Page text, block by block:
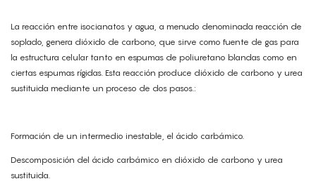
La reacción entre isocianatos y agua, a menudo denominada reacción de
soplado, genera dióxido de carbono, que sirve como fuente de gas para
la estructura celular tanto en espumas de poliuretano blandas como en
ciertas espumas rígidas. Esta reacción produce dióxido de carbono y urea
sustituida mediante un proceso de dos pasos.:
Formación de un intermedio inestable, el ácido carbámico.
Descomposición del ácido carbámico en dióxido de carbono y urea
sustituida.